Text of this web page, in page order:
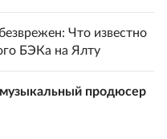
Что известно
БЭКа на Ялту
продюсер